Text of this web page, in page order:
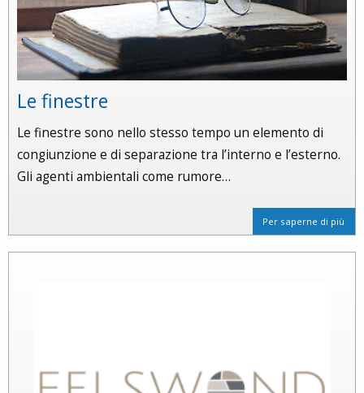
Le finestre
Le finestre sono nello stesso tempo un elemento di
congiunzione e di separazione tra l’interno e l’esterno.
Gli agenti ambientali come rumore…
Per saperne di più